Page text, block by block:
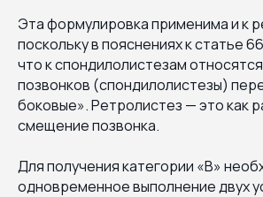
Эта формулировка применима и к
поскольку в пояснениях к статье
что к спондилолистезам
позвонков (спондилолистезы)
боковые». Ретролистез — это как
смещение позвонка.
Для получения категории «В»
одновременное выполнение двух